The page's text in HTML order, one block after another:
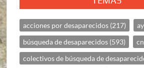
acciones por desaparecidos (217)
búsqueda de desaparecidos (593)
colectivos de búsqueda de